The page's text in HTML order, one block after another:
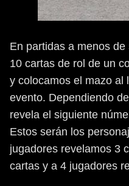
En partidas a menos
10 cartas de rol de un
y colocamos el mazo al
evento. Dependiendo
revela el siguiente
Estos serán los
jugadores revelamos 3
cartas y a 4 jugadores